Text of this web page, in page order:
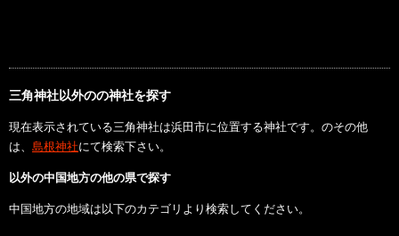
三角神社以外のの神社を探す
現在表示されている三角神社は浜田市に位置する神社です。のその他
は、 島根神社にて検索下さい。
以外の中国地方の他の県で探す
中国地方の地域は以下のカテゴリより検索してください。